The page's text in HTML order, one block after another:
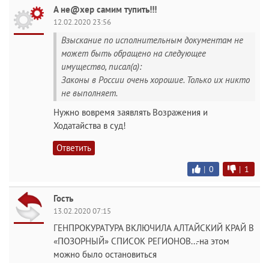
А не@хер самим тупить!!!
12.02.2020 23:56
Взыскание по исполнительным документам не
может быть обращено на следующее
имущество, писал(а):
Законы в России очень хорошие. Только их никто
не выполняет.
Нужно вовремя заявлять Возражения и
Ходатайства в суд!
Ответить
| 0 | 1
Гость
13.02.2020 07:15
ГЕНПРОКУРАТУРА ВКЛЮЧИЛА АЛТАЙСКИЙ КРАЙ В
«ПОЗОРНЫЙ» СПИСОК РЕГИОНОВ...-на этом
можно было остановиться